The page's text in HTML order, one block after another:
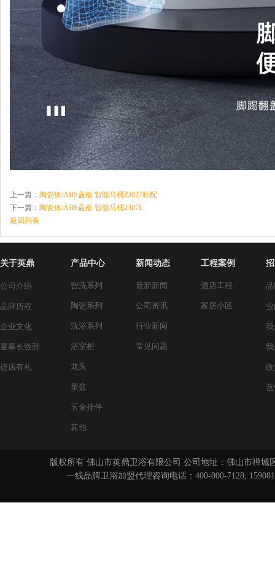
上一篇： 陶瓷体/ABS盖板 智能马桶ZJ027标配
下一篇： 陶瓷体/ABS盖板 智能马桶2307L
返回列表
关于英鼎
公司介绍
品牌历程
企业文化
董事长致辞
进店有礼
产品中心
智洗系列
陶瓷系列
洗浴系列
浴室柜
龙头
菜盆
五金挂件
其他
新闻动态
最新新闻
公司资讯
行业新闻
常见问题
工程案例
酒店工程
家居小区
版权所有 佛山市英鼎卫浴有限公司 公司地址：佛山市禅
一线品牌卫浴加盟代理咨询电话：400-000-7128,